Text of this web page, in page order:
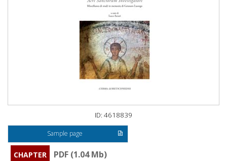
ID: 4618839
Sample page
CHAPTER
PDF (1.04 Mb)